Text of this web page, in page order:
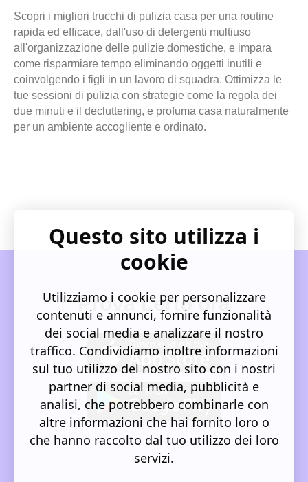
Scopri i migliori trucchi di pulizia casa per una routine
rapida ed efficace, dall'uso di detergenti multiuso
all'organizzazione delle pulizie domestiche, e impara
come risparmiare tempo eliminando oggetti inutili e
coinvolgendo i figli in un lavoro di squadra. Ottimizza le
tue sessioni di pulizia con strategie come la regola dei
due minuti e il decluttering, e profuma casa naturalmente
per un ambiente accogliente e ordinato.
Prova Lerto ora
Questo sito utilizza i
cookie
Utilizziamo i cookie per personalizzare
contenuti e annunci, fornire funzionalità
dei social media e analizzare il nostro
traffico. Condividiamo inoltre informazioni
sul tuo utilizzo del nostro sito con i nostri
partner di social media, pubblicità e
analisi, che potrebbero combinarle con
altre informazioni che hai fornito loro o
che hanno raccolto dal tuo utilizzo dei loro
servizi.